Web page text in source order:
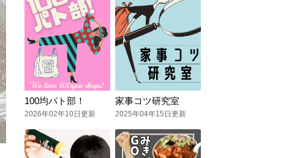
100均パト部！
2026年02年10日更新
家事コツ研究室
2025年04年15日更新